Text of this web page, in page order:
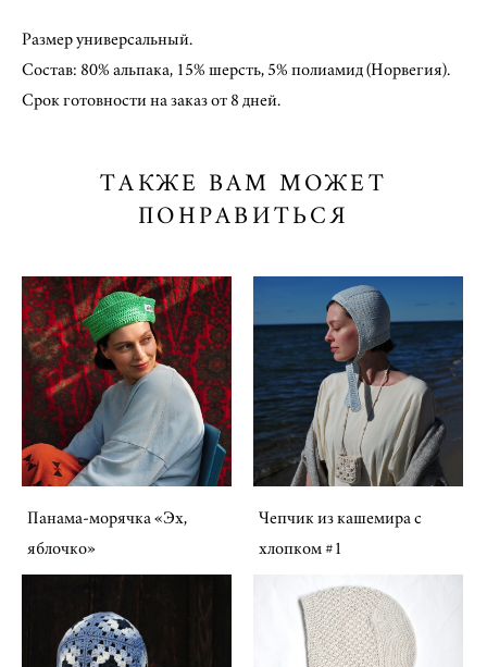
Размер универсальный.
Состав: 80% альпака, 15% шерсть, 5% полиамид (Норвегия).
Срок готовности на заказ от 8 дней.
ТАКЖЕ ВАМ МОЖЕТ
ПОНРАВИТЬСЯ
Панама-морячка «Эх,
яблочко»
Чепчик из кашемира c
хлопком #1